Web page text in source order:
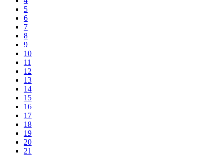
5
6
7
8
9
10
11
12
13
14
15
16
17
18
19
20
21